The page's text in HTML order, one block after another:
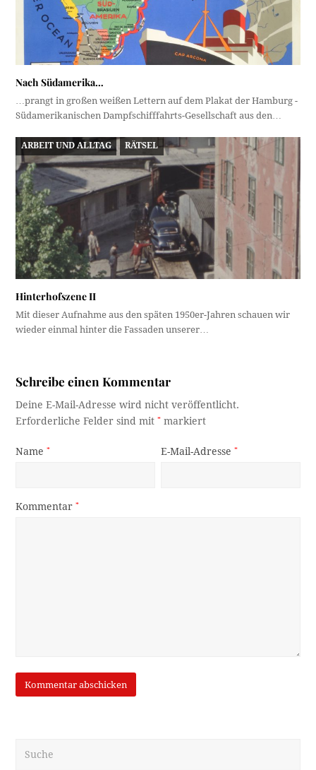
Nach Südamerika…
…prangt in großen weißen Lettern auf dem Plakat der Hamburg -
Südamerikanischen Dampfschifffahrts-Gesellschaft aus den…
ARBEIT UND ALLTAG RÄTSEL
Hinterhofszene II
Mit dieser Aufnahme aus den späten 1950er-Jahren schauen wir
wieder einmal hinter die Fassaden unserer…
Schreibe einen Kommentar
Deine E-Mail-Adresse wird nicht veröffentlicht.
Erforderliche Felder sind mit* markiert
Name* E-Mail-Adresse*
Kommentar*